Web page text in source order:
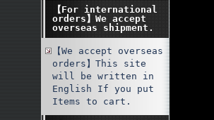
【For international
orders】We accept
overseas shipment.
【We accept overseas
orders】This site
will be written in
English If you put
Items to cart.